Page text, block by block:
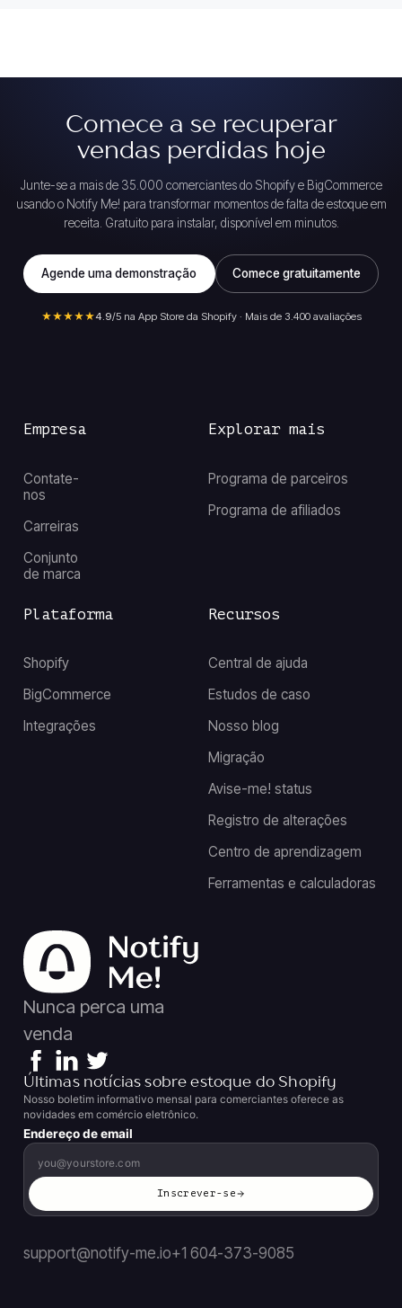
Comece a se recuperar
vendas perdidas hoje
Junte-se a mais de 35.000 comerciantes do Shopify e BigCommerce
usando o Notify Me! para transformar momentos de falta de estoque em
receita. Gratuito para instalar, disponível em minutos.
Agende uma demonstração Comece gratuitamente
★★★★★4.9/5 na App Store da Shopify · Mais de 3.400 avaliações
Empresa
Contate-
nos
Carreiras
Conjunto
de marca
Recursos
Central de ajuda
Estudos de caso
Nosso blog
Migração
Avise-me! status
Registro de alterações
Centro de aprendizagem
Ferramentas e calculadoras
Explorar mais
Programa de parceiros
Programa de afiliados
Plataforma
Shopify
BigCommerce
Integrações
Nunca perca uma
venda
Últimas notícias sobre estoque do Shopify
Nosso boletim informativo mensal para comerciantes oferece as
novidades em comércio eletrônico.
Endereço de email
Inscrever-se
support@notify-me.io+1 604-373-9085